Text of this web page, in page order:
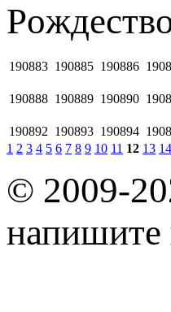
190883 190885 190886
190888 190889 190890
190892 190893 190894
1 2 3 4 5 6 7 8 9 10 11 12 13 14
© 2009-
напишите